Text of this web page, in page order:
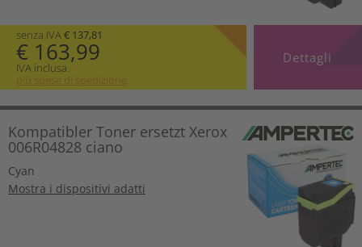
senza IVA€ 137,81
€ 163,99
IVA inclusa.
più spese di spedizione
Dettagli
Kompatibler Toner ersetzt Xerox
006R04828 ciano
Cyan
Mostra i dispositivi adatti